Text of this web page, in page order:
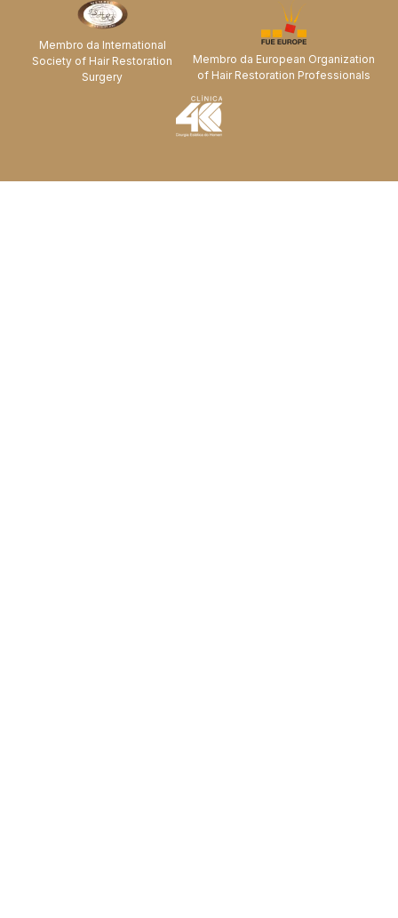
Membro da International
Society of Hair Restoration
Surgery
Membro da European Organization
of Hair Restoration Professionals